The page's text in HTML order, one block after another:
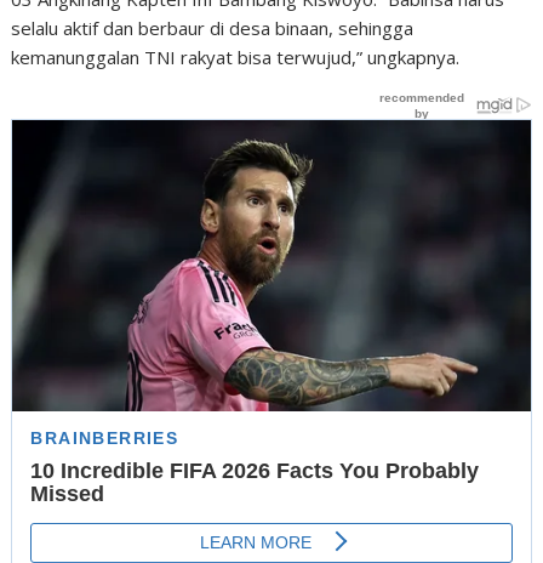
selalu aktif dan berbaur di desa binaan, sehingga
kemanunggalan TNI rakyat bisa terwujud,” ungkapnya.